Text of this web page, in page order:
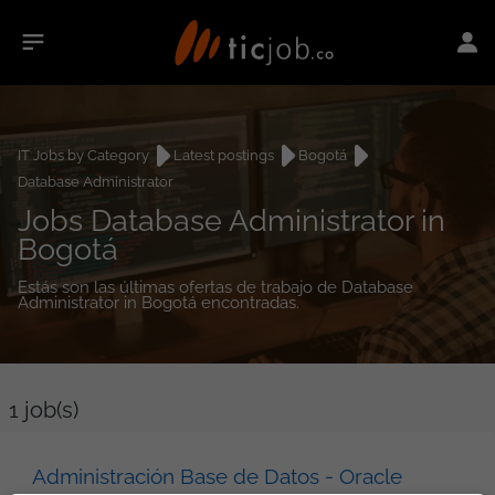
IT Jobs by Category Latest postings
Bogotá
Database Administrator
Jobs Database Administrator in
Bogotá
Estás son las últimas ofertas de trabajo de Database
Administrator in Bogotá encontradas.
1 job(s)
Administración Base de Datos - Oracle